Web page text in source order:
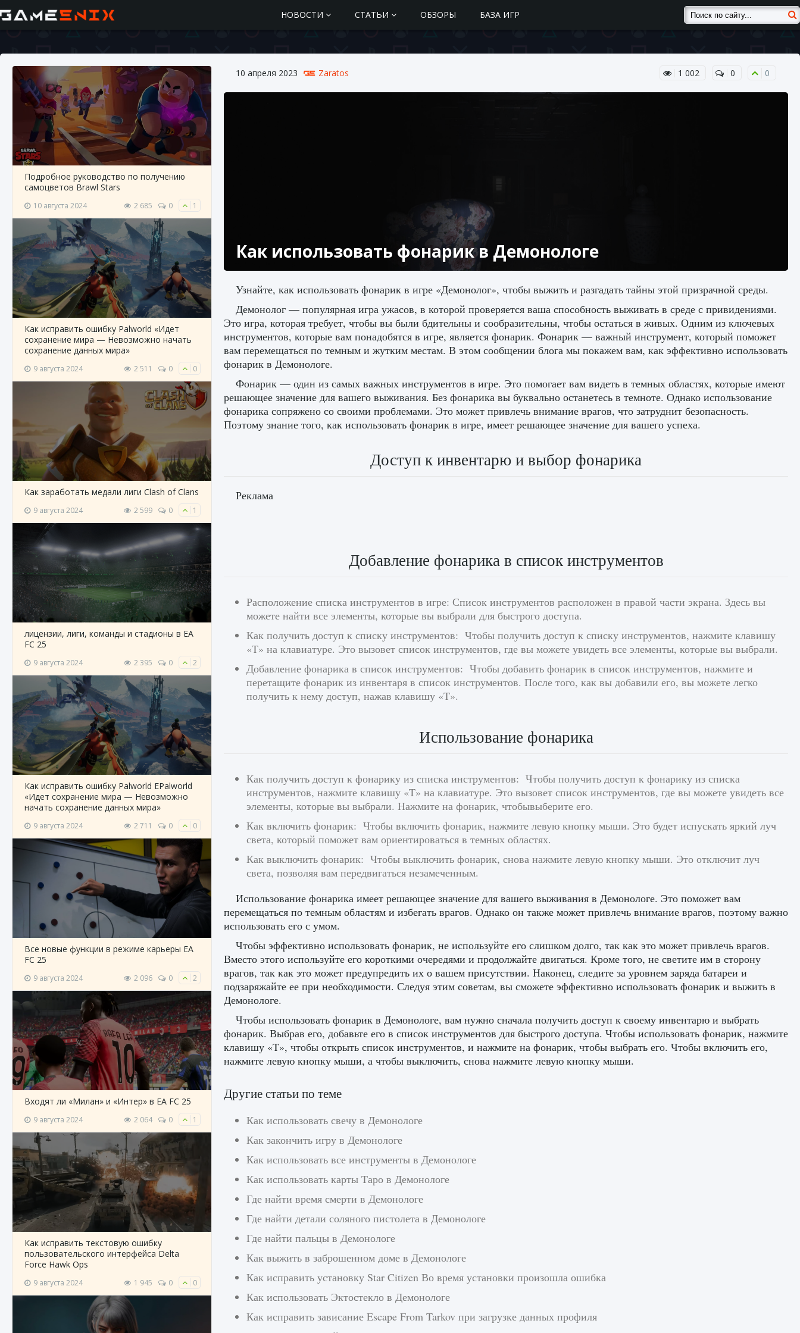
НОВОСТИ СТАТЬИ ОБЗОРЫ БАЗА ИГР
Подробное руководство по получению
самоцветов Brawl Stars
10 августа 2024 2 685 0 1
Как исправить ошибку Palworld «Идет
сохранение мира — Невозможно начать
сохранение данных мира»
9 августа 2024 2 511 0 0
Как заработать медали лиги Clash of Clans
9 августа 2024 2 599 0 1
лицензии, лиги, команды и стадионы в EA
FC 25
9 августа 2024 2 395 0 2
Как исправить ошибку Palworld EPalworld
«Идет сохранение мира — Невозможно
начать сохранение данных мира»
9 августа 2024 2 711 0 0
Все новые функции в режиме карьеры EA
FC 25
9 августа 2024 2 096 0 2
Входят ли «Милан» и «Интер» в EA FC 25
9 августа 2024 2 064 0 1
Как исправить текстовую ошибку
пользовательского интерфейса Delta
Force Hawk Ops
9 августа 2024 1 945 0 0
10 апреля 2023 Zaratos 1 002 0 0
Как использовать фонарик в Демонологе
Узнайте, как использовать фонарик в игре «Демонолог», чтобы выжить и разгадать тайны этой призрачной среды.
Демонолог — популярная игра ужасов, в которой проверяется ваша способность выживать в среде с привидениями.
Это игра, которая требует, чтобы вы были бдительны и сообразительны, чтобы остаться в живых. Одним из ключевых
инструментов, которые вам понадобятся в игре, является фонарик. Фонарик — важный инструмент, который поможет
вам перемещаться по темным и жутким местам. В этом сообщении блога мы покажем вам, как эффективно использовать
фонарик в Демонологе.
Фонарик — один из самых важных инструментов в игре. Это помогает вам видеть в темных областях, которые имеют
решающее значение для вашего выживания. Без фонарика вы буквально останетесь в темноте. Однако использование
фонарика сопряжено со своими проблемами. Это может привлечь внимание врагов, что затруднит безопасность.
Поэтому знание того, как использовать фонарик в игре, имеет решающее значение для вашего успеха.
Доступ к инвентарю и выбор фонарика
Реклама
Добавление фонарика в список инструментов
Расположение списка инструментов в игре: Список инструментов расположен в правой части экрана. Здесь вы
можете найти все элементы, которые вы выбрали для быстрого доступа.
Как получить доступ к списку инструментов: Чтобы получить доступ к списку инструментов, нажмите клавишу
«T» на клавиатуре. Это вызовет список инструментов, где вы можете увидеть все элементы, которые вы выбрали.
Добавление фонарика в список инструментов: Чтобы добавить фонарик в список инструментов, нажмите и
перетащите фонарик из инвентаря в список инструментов. После того, как вы добавили его, вы можете легко
получить к нему доступ, нажав клавишу «T».
Использование фонарика
Как получить доступ к фонарику из списка инструментов: Чтобы получить доступ к фонарику из списка
инструментов, нажмите клавишу «T» на клавиатуре. Это вызовет список инструментов, где вы можете увидеть все
элементы, которые вы выбрали. Нажмите на фонарик, чтобывыберите его.
Как включить фонарик: Чтобы включить фонарик, нажмите левую кнопку мыши. Это будет испускать яркий луч
света, который поможет вам ориентироваться в темных областях.
Как выключить фонарик: Чтобы выключить фонарик, снова нажмите левую кнопку мыши. Это отключит луч
света, позволяя вам передвигаться незамеченным.
Использование фонарика имеет решающее значение для вашего выживания в Демонологе. Это поможет вам
перемещаться по темным областям и избегать врагов. Однако он также может привлечь внимание врагов, поэтому важно
использовать его с умом.
Чтобы эффективно использовать фонарик, не используйте его слишком долго, так как это может привлечь врагов.
Вместо этого используйте его короткими очередями и продолжайте двигаться. Кроме того, не светите им в сторону
врагов, так как это может предупредить их о вашем присутствии. Наконец, следите за уровнем заряда батареи и
подзаряжайте ее при необходимости. Следуя этим советам, вы сможете эффективно использовать фонарик и выжить в
Демонологе.
Чтобы использовать фонарик в Демонологе, вам нужно сначала получить доступ к своему инвентарю и выбрать
фонарик. Выбрав его, добавьте его в список инструментов для быстрого доступа. Чтобы использовать фонарик, нажмите
клавишу «T», чтобы открыть список инструментов, и нажмите на фонарик, чтобы выбрать его. Чтобы включить его,
нажмите левую кнопку мыши, а чтобы выключить, снова нажмите левую кнопку мыши.
Другие статьи по теме
Как использовать свечу в Демонологе
Как закончить игру в Демонологе
Как использовать все инструменты в Демонологе
Как использовать карты Таро в Демонологе
Где найти время смерти в Демонологе
Где найти детали соляного пистолета в Демонологе
Где найти пальцы в Демонологе
Как выжить в заброшенном доме в Демонологе
Как исправить установку Star Citizen Во время установки произошла ошибка
Как использовать Эктостекло в Демонологе
Как исправить зависание Escape From Tarkov при загрузке данных профиля